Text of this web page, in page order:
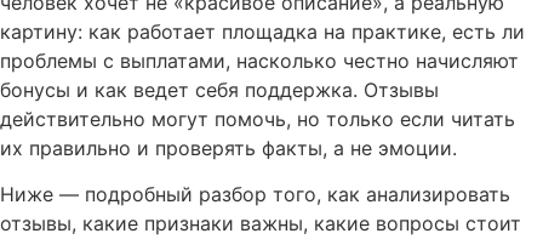
картину: как работает площадка на практике, есть ли
проблемы с выплатами, насколько честно начисляют
бонусы и как ведет себя поддержка. Отзывы
действительно могут помочь, но только если читать
их правильно и проверять факты, а не эмоции.
Ниже — подробный разбор того, как анализировать
отзывы, какие признаки важны, какие вопросы стоит